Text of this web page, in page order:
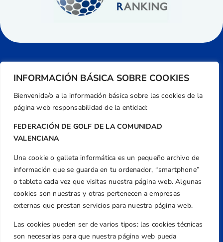
INFORMACIÓN BÁSICA SOBRE COOKIES
Bienvenida/o a la información básica sobre las cookies de la
página web responsabilidad de la entidad:
FEDERACIÓN DE GOLF DE LA COMUNIDAD
VALENCIANA
Una cookie o galleta informática es un pequeño archivo de
información que se guarda en tu ordenador, “smartphone”
o tableta cada vez que visitas nuestra página web. Algunas
cookies son nuestras y otras pertenecen a empresas
externas que prestan servicios para nuestra página web.
Las cookies pueden ser de varios tipos: las cookies técnicas
son necesarias para que nuestra página web pueda
Dirección
Centre de L´Esport, Carrer d'Isaac Peral i
Caballero, Nº 5, Despachos 2 y 3, 46980,
Valencia
+34 961 367 799